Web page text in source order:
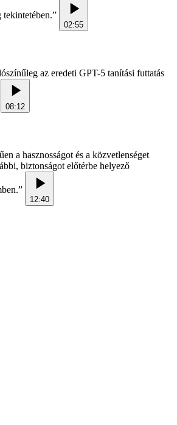
tekintetében.”
02:55
az eredeti GPT-5 tanítási futtatás
08:12
a hasznosságot és a közvetlenséget
biztonságot előtérbe helyező
”
12:40